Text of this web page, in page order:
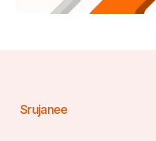
ପ୍ଲାଟଫର୍ମ ଯୋଗାଇଥାଏ |
ବାହାରେ; ଏହା ଓଡିଶାର
Srujanee